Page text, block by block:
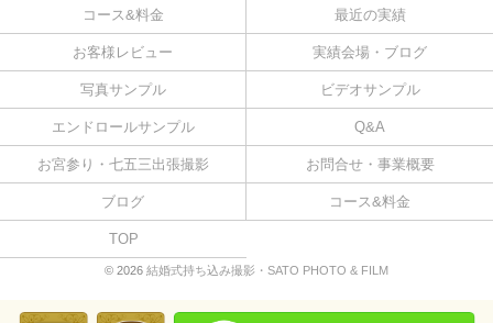
コース&料金 最近の実績
お客様レビュー 実績会場・ブログ
写真サンプル ビデオサンプル
エンドロールサンプル Q&A
お宮参り・七五三出張撮影 お問合せ・事業概要
ブログ コース&料金
TOP
© 2026 結婚式持ち込み撮影・SATO PHOTO & FILM